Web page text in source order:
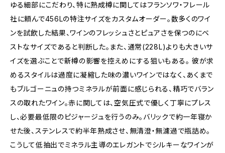
ゆる細部にこだわり、特に熟成樽に関してはフランソワ・フレール
社に頼んで456Lの特注サイズをカスタムオーダー。数多くのワイ
ンを試飲した結果、ワインのフレッシュさとピュアさを保つのにベ
ストなサイズであると判断した。また、通常(228L)よりも大きいサ
イズを選ぶことで新樽の影響を控えめにする狙いもある。 彼が求
めるスタイルは過度に凝縮した味の濃いワインではなく、あくまで
もブルゴーニュの持つミネラルが前面に感じられる、精巧でバラン
スの取れたワイン。赤に関しては、空気圧式で優しく丁寧にプレス
し、必要最低限のピジャージュを行うのみ。バリックで約一年寝か
せた後、ステンレスで約半年熟成させ、無清澄・無濾過で瓶詰め。
こうして低抽出でミネラル主導のエレガントでシルキーなワインが